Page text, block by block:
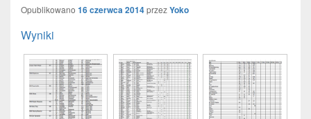
Opublikowano 16 czerwca 2014przezYoko
Wyniki